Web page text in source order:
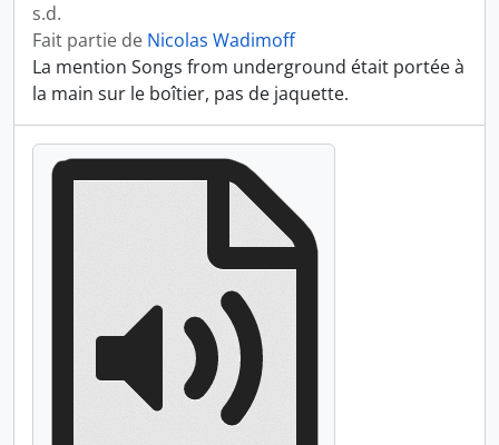
s.d.
Fait partie de Nicolas Wadimoff
La mention Songs from underground était portée à
la main sur le boîtier, pas de jaquette.